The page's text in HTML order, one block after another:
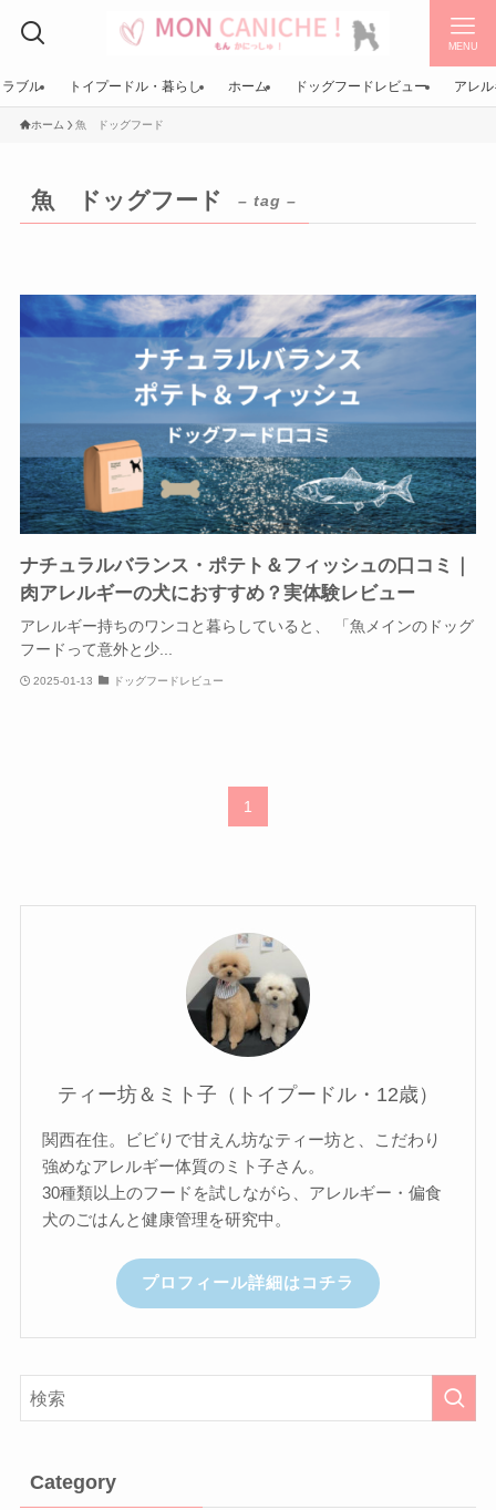
MENU
ブル トイプードル・暮らし ホーム ドッグフードレビュー アレ
ホーム 魚 ドッグフード
魚 ドッグフード – tag –
ナチュラルバランス・ポテト＆フィッシュの口コミ｜
肉アレルギーの犬におすすめ？実体験レビュー
アレルギー持ちのワンコと暮らしていると、 「魚メインのドッグ
フードって意外と少...
2025-01-13 ドッグフードレビュー
1
ティー坊＆ミト子（トイプードル・12歳）
関西在住。ビビりで甘えん坊なティー坊と、こだわり
強めなアレルギー体質のミト子さん。
30種類以上のフードを試しながら、アレルギー・偏食
犬のごはんと健康管理を研究中。
プロフィール詳細はコチラ
Category